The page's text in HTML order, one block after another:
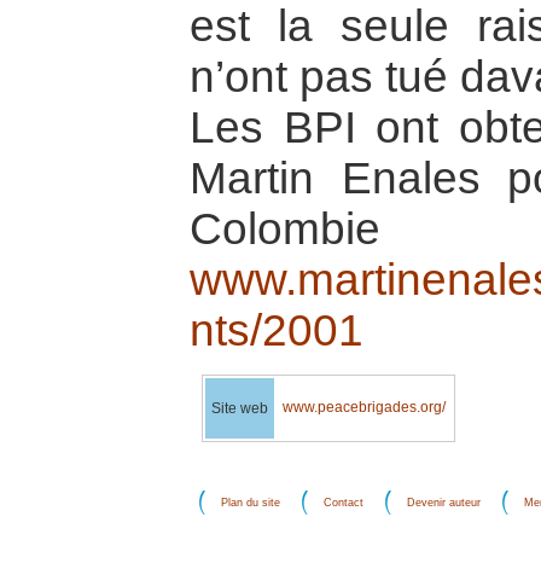
est la seule
n’ont pas tué
Les BPI ont
Martin Enales
nts/2001
Site web www.peacebrigades.org/
Plan du site Contact Devenir auteur